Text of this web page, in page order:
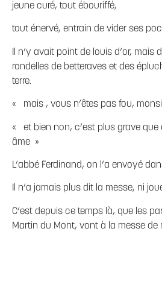
jeune curé, tout ébouriffé,
tout énervé, entrain de vider ses
Il n’y avait point de louis d’or, mais
rondelles de betteraves et des
terre.
« mais , vous n’êtes pas fou,
« et bien non, c’est plus grave que
âme »
L’abbé Ferdinand, on l’a envoyé
Il n’a jamais plus dit la messe, ni
C’est depuis ce temps là, que les
Martin du Mont, vont à la messe de